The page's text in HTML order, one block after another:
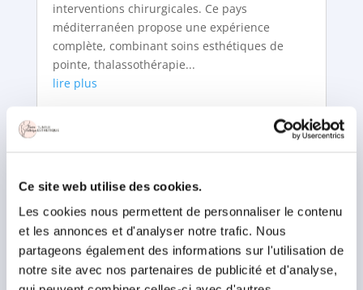
Ce site web utilise des cookies.
Les cookies nous permettent de personnaliser le contenu
et les annonces et d'analyser notre trafic. Nous
partageons également des informations sur l'utilisation de
notre site avec nos partenaires de publicité et d'analyse,
interventions chirurgicales. Ce pays
méditerranéen propose une expérience
complète, combinant soins esthétiques de
pointe, thalassothérapie...
lire plus